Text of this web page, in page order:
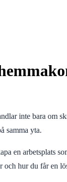
inte bara om
samma yta.
en arbetsplats
hur du får en